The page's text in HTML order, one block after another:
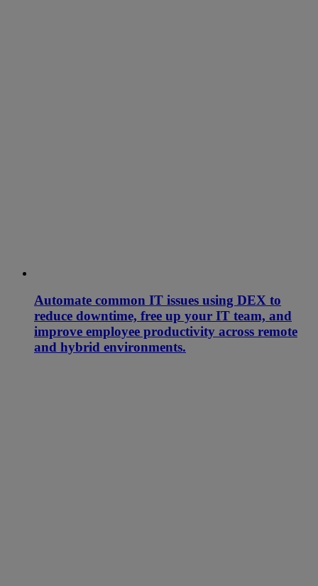
Automate common IT issues using DEX to
reduce downtime, free up your IT team, and
improve employee productivity across remote
and hybrid environments.